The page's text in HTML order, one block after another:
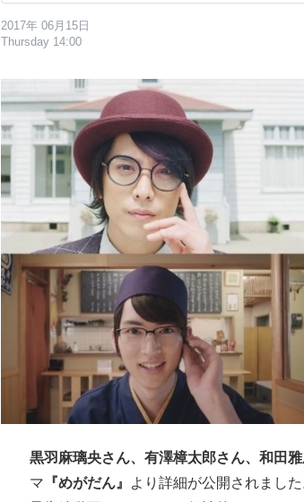
2017年 06月15日
Thursday 14:00
黒羽麻璃央さん、有澤樟太郎さん、和田
マ 『めがだん』
より詳細が公開されました